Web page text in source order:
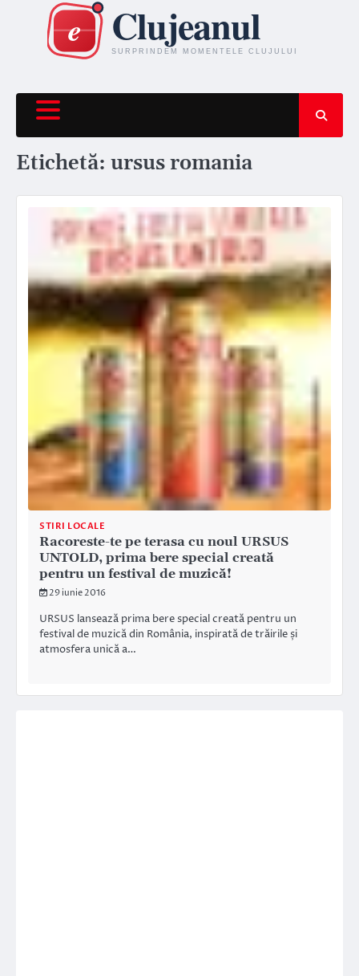
content
Etichetă: ursus romania
STIRI LOCALE
Racoreste-te pe terasa cu noul URSUS
UNTOLD, prima bere special creată
pentru un festival de muzică!
29 iunie 2016
URSUS lansează prima bere special creată pentru un
festival de muzică din România, inspirată de trăirile și
atmosfera unică a…